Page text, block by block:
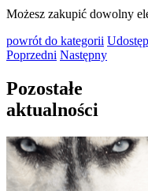
Możesz zakupić dowolny
powrót do kategorii
Poprzedni Następny
Pozostałe
aktualności